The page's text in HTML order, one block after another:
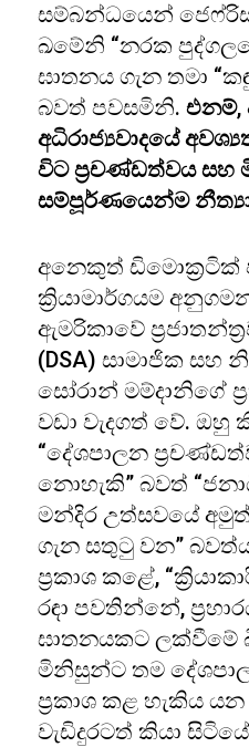
සම්බන්ධයෙන් ජෙෆ්රිස්
ඛමේනි “නරක
ඝාතනය ගැන තමා
බවත් පවසමිනි. එනම්,
අධිරාජ්‍යවාදයේ
විට ප්‍රචණ්ඩත්වය සහ
සම්පූර්ණයෙන්ම
අනෙකුත් ඩිමොක්‍රටික්
ක්‍රියාමාර්ගයම
ඇමරිකාවේ
(DSA) සාමාජික
සෝරාන් මම්දානිගේ
වඩා වැදගත් වේ. ඔහු
“දේශපාලන
නොහැකි” බවත්
මන්දිර උත්සවයේ
ගැන සතුටු වන”
ප්‍රකාශ කළේ,
රඳා පවතින්නේ,
ඝාතනයකට
මිනිසුන්ට තම
ප්‍රකාශ කළ හැකිය
වැඩිදුරටත් කියා